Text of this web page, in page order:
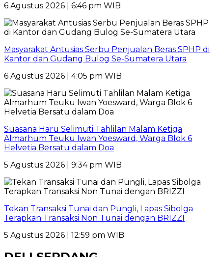
6 Agustus 2026 | 6:46 pm WIB
Masyarakat Antusias Serbu Penjualan Beras SPHP di
Kantor dan Gudang Bulog Se-Sumatera Utara
6 Agustus 2026 | 4:05 pm WIB
Suasana Haru Selimuti Tahlilan Malam Ketiga
Almarhum Teuku Iwan Yoesward, Warga Blok 6
Helvetia Bersatu dalam Doa
5 Agustus 2026 | 9:34 pm WIB
Tekan Transaksi Tunai dan Pungli, Lapas Sibolga
Terapkan Transaksi Non Tunai dengan BRIZZI
5 Agustus 2026 | 12:59 pm WIB